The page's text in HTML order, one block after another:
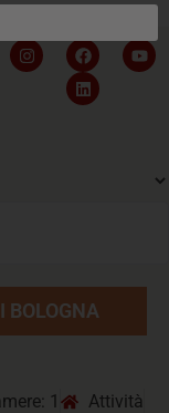
BOLOGNA
1
Attività